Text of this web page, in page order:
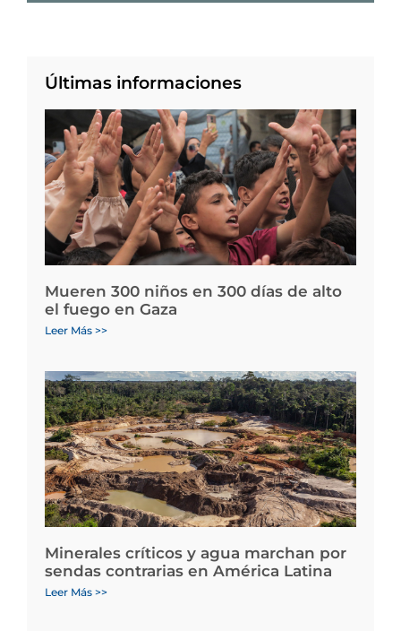
Últimas informaciones
Mueren 300 niños en 300 días de alto
el fuego en Gaza
Leer Más >>
Minerales críticos y agua marchan por
sendas contrarias en América Latina
Leer Más >>